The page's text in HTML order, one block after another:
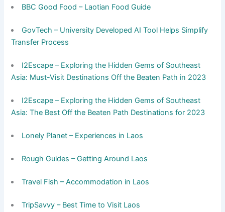
BBC Good Food – Laotian Food Guide
GovTech – University Developed AI Tool Helps Simplify
Transfer Process
I2Escape – Exploring the Hidden Gems of Southeast
Asia: Must-Visit Destinations Off the Beaten Path in 2023
I2Escape – Exploring the Hidden Gems of Southeast
Asia: The Best Off the Beaten Path Destinations for 2023
Lonely Planet – Experiences in Laos
Rough Guides – Getting Around Laos
Travel Fish – Accommodation in Laos
TripSavvy – Best Time to Visit Laos